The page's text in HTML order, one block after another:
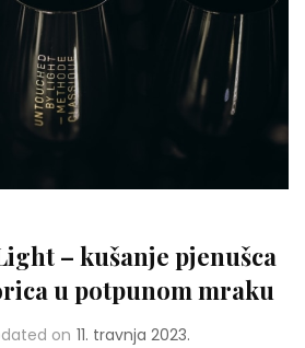
– kušanje pjenušca
u potpunom mraku
on 11. travnja 2023.